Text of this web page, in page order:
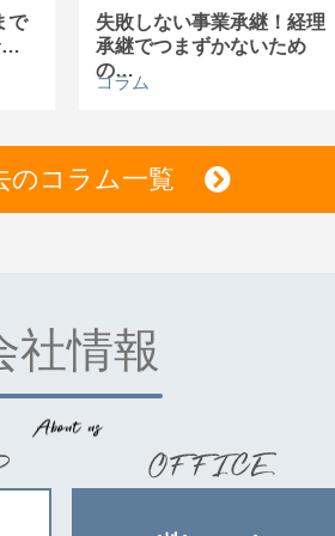
で
…
失敗しない事業承継！経理
承継でつまずかないため
の…
コラム
のコラム一覧
社情報